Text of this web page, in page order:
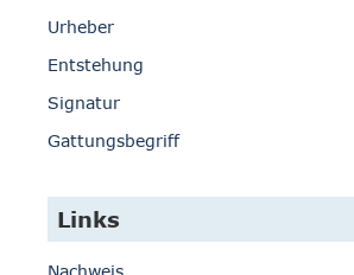
Urheber
Entstehung
Signatur
Gattungsbegriff
Links
Nachweis